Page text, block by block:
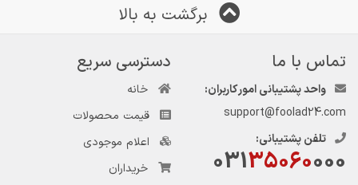
برگشت به بالا
تماس با ما
واحد پشتیبانی امور کاربران:
support@foolad24.com
تلفن پشتیبانی:
03135060000
دسترسی سریع
خانه
قیمت محصولات
اعلام موجودی
خریداران